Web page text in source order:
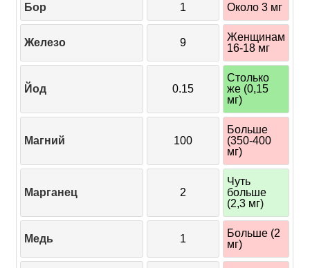
Бор 1 Около 3 мг
Железо 9
Женщинам
16-18 мг
Йод 0.15
Столько
же (0,15
мг)
Магний 100
Больше
(350-400
мг)
Марганец 2
Чуть
больше
(2,3 мг)
Медь 1
Больше (2
мг)